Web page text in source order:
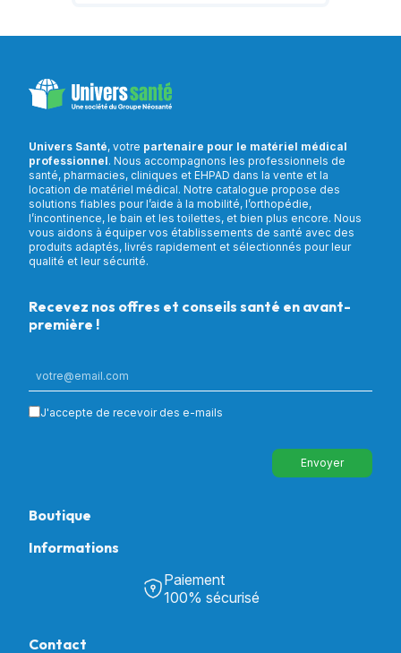
Univers Santé, votre partenaire pour le matériel médical
professionnel. Nous accompagnons les professionnels de
santé, pharmacies, cliniques et EHPAD dans la vente et la
location de matériel médical. Notre catalogue propose des
solutions fiables pour l’aide à la mobilité, l’orthopédie,
l’incontinence, le bain et les toilettes, et bien plus encore. Nous
vous aidons à équiper vos établissements de santé avec des
produits adaptés, livrés rapidement et sélectionnés pour leur
qualité et leur sécurité.
Recevez nos offres et conseils santé en avant-
première !
J'accepte de recevoir des e-mails
Envoyer
Boutique
Puériculture
Informations
Découvrir Univers Santé
Notre catalogue
Paiement
100% sécurisé
Contact